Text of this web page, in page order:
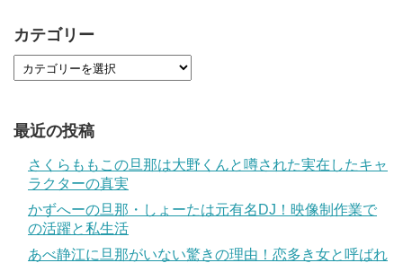
カテゴリー
最近の投稿
さくらももこの旦那は大野くんと噂された実在したキャ
ラクターの真実
かずへーの旦那・しょーたは元有名DJ！映像制作業で
の活躍と私生活
あべ静江に旦那がいない驚きの理由！恋多き女と呼ばれ